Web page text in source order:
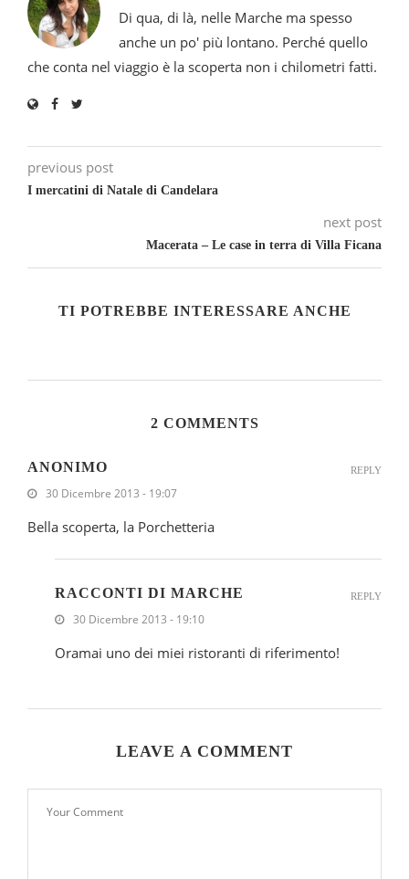
Di qua, di là, nelle Marche ma spesso
anche un po' più lontano. Perché quello
che conta nel viaggio è la scoperta non i chilometri fatti.
previous post
I mercatini di Natale di Candelara
next post
Macerata – Le case in terra di Villa Ficana
TI POTREBBE INTERESSARE ANCHE
2 COMMENTS
ANONIMO
30 Dicembre 2013 - 19:07
Bella scoperta, la Porchetteria
REPLY
RACCONTI DI MARCHE
30 Dicembre 2013 - 19:10
Oramai uno dei miei ristoranti di riferimento!
REPLY
LEAVE A COMMENT